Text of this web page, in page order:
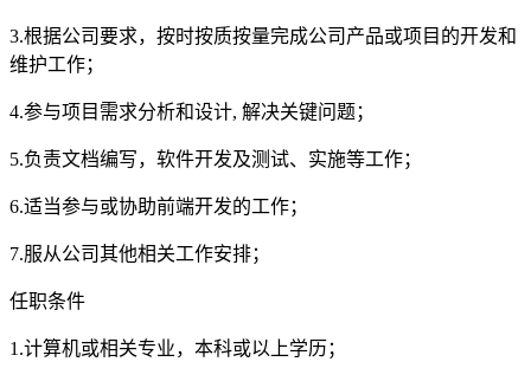
3.根据公司要求，按时按质按量完成公司产品或项目的开发和
维护工作；
4.参与项目需求分析和设计, 解决关键问题；
5.负责文档编写，软件开发及测试、实施等工作；
6.适当参与或协助前端开发的工作；
7.服从公司其他相关工作安排；
任职条件
1.计算机或相关专业，本科或以上学历；